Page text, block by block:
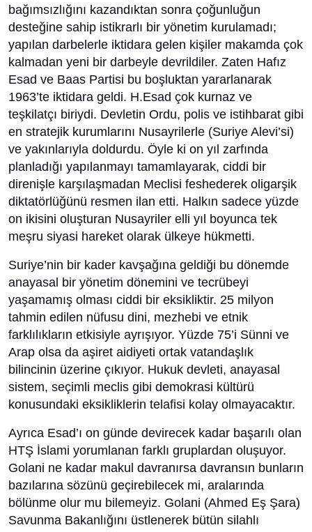
bağımsızlığını kazandıktan sonra çoğunluğun
desteğine sahip istikrarlı bir yönetim kurulamadı;
yapılan darbelerle iktidara gelen kişiler makamda çok
kalmadan yeni bir darbeyle devrildiler. Zaten Hafız
Esad ve Baas Partisi bu boşluktan yararlanarak
1963’te iktidara geldi. H.Esad çok kurnaz ve
teşkilatçı biriydi. Devletin Ordu, polis ve istihbarat gibi
en stratejik kurumlarını Nusayrilerle (Suriye Alevi’si)
ve yakınlarıyla doldurdu. Öyle ki on yıl zarfında
planladığı yapılanmayı tamamlayarak, ciddi bir
direnişle karşılaşmadan Meclisi feshederek oligarşik
diktatörlüğünü resmen ilan etti. Halkın sadece yüzde
on ikisini oluşturan Nusayriler elli yıl boyunca tek
meşru siyasi hareket olarak ülkeye hükmetti.
Suriye’nin bir kader kavşağına geldiği bu dönemde
anayasal bir yönetim dönemini ve tecrübeyi
yaşamamış olması ciddi bir eksikliktir. 25 milyon
tahmin edilen nüfusu dini, mezhebi ve etnik
farklılıkların etkisiyle ayrışıyor. Yüzde 75’i Sünni ve
Arap olsa da aşiret aidiyeti ortak vatandaşlık
bilincinin üzerine çıkıyor. Hukuk devleti, anayasal
sistem, seçimli meclis gibi demokrasi kültürü
konusundaki eksikliklerin telafisi kolay olmayacaktır.
Ayrıca Esad’ı on günde devirecek kadar başarılı olan
HTŞ İslami yorumlanan farklı gruplardan oluşuyor.
Golani ne kadar makul davranırsa davransın bunların
bazılarına sözünü geçirebilecek mi, aralarında
bölünme olur mu bilemeyiz. Golani (Ahmed Eş Şara)
Savunma Bakanlığını üstlenerek bütün silahlı